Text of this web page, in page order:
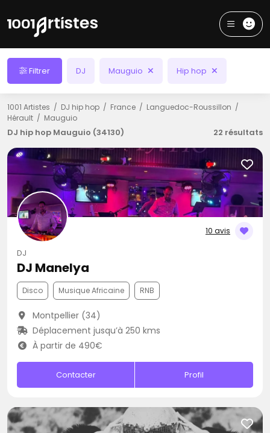
Filtrer DJ Mauguio Hip hop
1001 Artistes DJ hip hop France
Languedoc-Roussillon
Hérault
Mauguio
DJ hip hop Mauguio (34130) 22 résultats
10 avis
DJ
DJ Manelya
Disco Musique Africaine RNB
Montpellier (34)
Déplacement jusqu’à 250 kms
À partir de 490€
Contacter Profil